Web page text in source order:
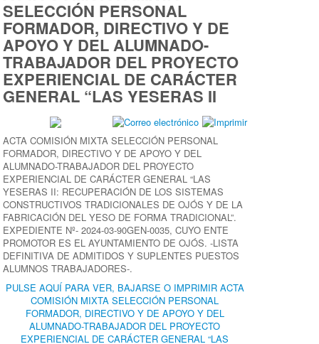
SELECCIÓN PERSONAL
FORMADOR, DIRECTIVO Y DE
APOYO Y DEL ALUMNADO-
TRABAJADOR DEL PROYECTO
EXPERIENCIAL DE CARÁCTER
GENERAL “LAS YESERAS II
ACTA COMISIÓN MIXTA SELECCIÓN PERSONAL
FORMADOR, DIRECTIVO Y DE APOYO Y DEL
ALUMNADO-TRABAJADOR DEL PROYECTO
EXPERIENCIAL DE CARÁCTER GENERAL “LAS
YESERAS II: RECUPERACIÓN DE LOS SISTEMAS
CONSTRUCTIVOS TRADICIONALES DE OJÓS Y DE LA
FABRICACIÓN DEL YESO DE FORMA TRADICIONAL”.
EXPEDIENTE Nº- 2024-03-90GEN-0035, CUYO ENTE
PROMOTOR ES EL AYUNTAMIENTO DE OJÓS. -LISTA
DEFINITIVA DE ADMITIDOS Y SUPLENTES PUESTOS
ALUMNOS TRABAJADORES-.
PULSE AQUÍ PARA VER, BAJARSE O IMPRIMIR ACTA
COMISIÓN MIXTA SELECCIÓN PERSONAL
FORMADOR, DIRECTIVO Y DE APOYO Y DEL
ALUMNADO-TRABAJADOR DEL PROYECTO
EXPERIENCIAL DE CARÁCTER GENERAL “LAS